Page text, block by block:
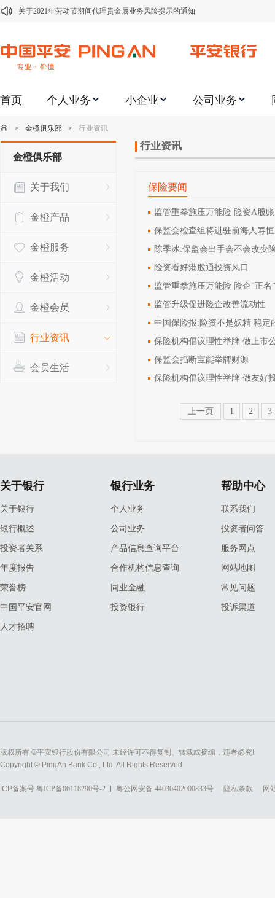
关于2021年劳动节期间代理贵金属业务风险提示的通知
关于加强代理贵金属业务风险防范的提示
关于进一步加强代理贵金属业务风险防范的提示
关于平安银行电子版信用卡更名为平安银行数字信用卡的公告
关于修订《平安银行平安金积存业务协议书（个人）》的公告
关于修订《平安银行代理个人客户贵金属交易协议书》的公告
首页 个人业务 小企业 公司业务
> 金橙俱乐部 > 行业资讯
金橙俱乐部
关于我们
金橙产品
金橙服务
金橙活动
金橙会员
行业资讯
会员生活
行业资讯
保险要闻
监管重拳施压万能险 险资A股
保监会检查组将进驻前海人寿
陈季冰:保监会出手会不会改变
险资看好港股通投资风口
监管重拳施压万能险 险企“正名
监管升级促进险企改善流动性
中国保险报:险资不是妖精 稳定
保险机构倡议理性举牌 做上市
保监会掐断宝能举牌财源
保险机构倡议理性举牌 做友好
上一页 1 2 3
关于银行
关于银行
银行概述
投资者关系
年度报告
荣誉榜
中国平安官网
人才招聘
银行业务
个人业务
公司业务
产品信息查询平台
合作机构信息查询
同业金融
投资银行
帮助中心
联系我们
投资者问答
服务网点
网站地图
常见问题
投诉渠道
版权所有 ©平安银行股份有限公司 未经许可不得复制、转载或摘编，违者必究!
Copyright © PingAn Bank Co., Ltd. All Rights Reserved
ICP备案号 粤ICP备06118290号-2 粤公网安备 44030402000833号 隐私条款 网